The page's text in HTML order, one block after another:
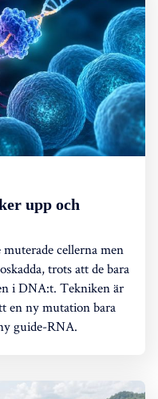
upp och
cellerna men
trots att de bara
i DNA:t. Tekniken är
en ny mutation bara
guide-RNA.